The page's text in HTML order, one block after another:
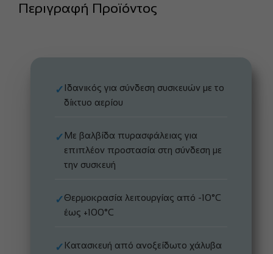
Περιγραφή Προϊόντος
✓ Ιδανικός για σύνδεση συσκευών με το
δίκτυο αερίου
✓ Με βαλβίδα πυρασφάλειας για
επιπλέον προστασία στη σύνδεση με
την συσκευή
✓Θερμοκρασία λειτουργίας από -10°C
έως +100°C
✓ Κατασκευή από ανοξείδωτο χάλυβα